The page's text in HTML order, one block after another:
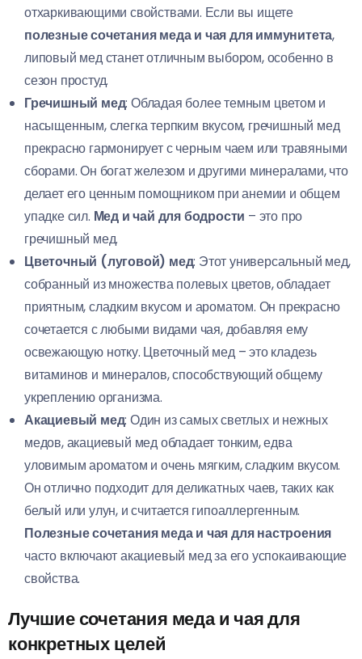
отхаркивающими свойствами. Если вы ищете
полезные сочетания меда и чая для иммунитета,
липовый мед станет отличным выбором, особенно в
сезон простуд.
Гречишный мед: Обладая более темным цветом и
насыщенным, слегка терпким вкусом, гречишный мед
прекрасно гармонирует с черным чаем или травяными
сборами. Он богат железом и другими минералами, что
делает его ценным помощником при анемии и общем
упадке сил. Мед и чай для бодрости – это про
гречишный мед.
Цветочный (луговой) мед: Этот универсальный мед,
собранный из множества полевых цветов, обладает
приятным, сладким вкусом и ароматом. Он прекрасно
сочетается с любыми видами чая, добавляя ему
освежающую нотку. Цветочный мед – это кладезь
витаминов и минералов, способствующий общему
укреплению организма.
Акациевый мед: Один из самых светлых и нежных
медов, акациевый мед обладает тонким, едва
уловимым ароматом и очень мягким, сладким вкусом.
Он отлично подходит для деликатных чаев, таких как
белый или улун, и считается гипоаллергенным.
Полезные сочетания меда и чая для настроения
часто включают акациевый мед за его успокаивающие
свойства.
Лучшие сочетания меда и чая для
конкретных целей